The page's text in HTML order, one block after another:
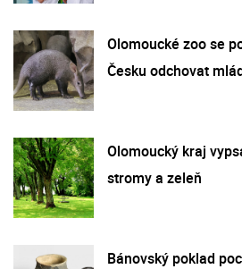
Olomoucké zoo se
Česku odchovat
Olomoucký kraj
stromy a zeleň
Bánovský poklad